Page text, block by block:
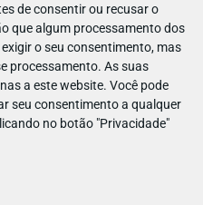
de consentir ou recusar o
que algum processamento dos
o seu consentimento, mas
processamento. As suas
a este website. Você pode
seu consentimento a qualquer
no botão "Privacidade"
o que é estar privado de
sabem quenem toda a
e beber Coca-Cola,
livremente, discordar, reunir-